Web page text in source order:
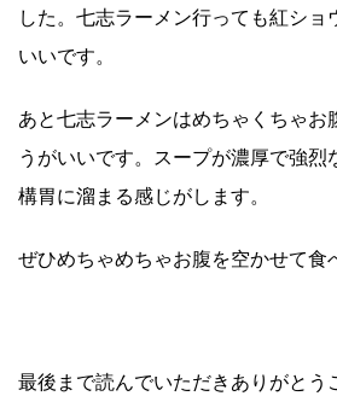
した。七志ラーメン行っても紅シ
いいです。
あと七志ラーメンはめちゃくちゃお
うがいいです。スープが濃厚で強
構胃に溜まる感じがします。
ぜひめちゃめちゃお腹を空かせて食
最後まで読んでいただきありがとう